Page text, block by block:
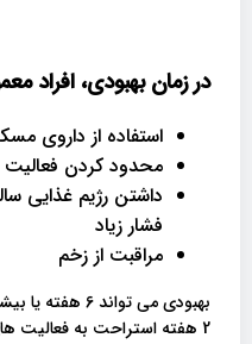
در زمان بهبودی، افراد
استفاده از داروی
محدود کردن
داشتن رژیم غذایی
فشار زیاد
مراقبت از زخم
بهبودی می
2 هفته استراحت به فعالیت های معمولی خود باز می گردند.